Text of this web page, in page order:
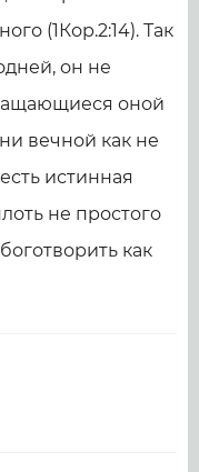
(1Кор.2:14). Так
он не
оной
вечной как не
истинная
не простого
как